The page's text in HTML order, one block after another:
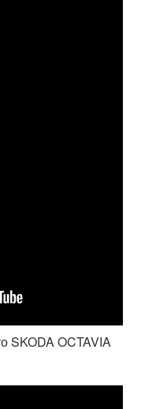
SKODA OCTAVIA